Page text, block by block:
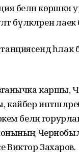
белән
бүләкләренә
каршы,
белән
Виктор Захаров.